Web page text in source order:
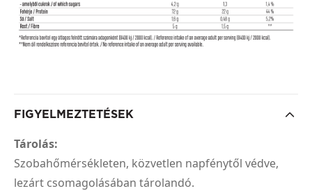
FIGYELMEZTETÉSEK
Tárolás:
Szobahőmérsékleten, közvetlen napfénytől védve,
lezárt csomagolásában tárolandó.